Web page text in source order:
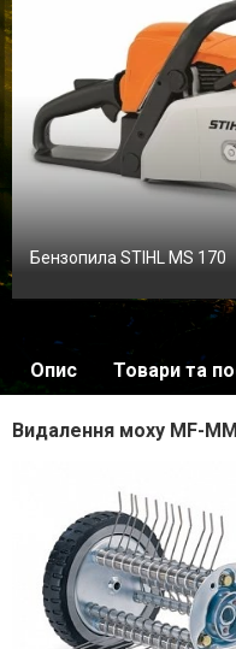
Бензопила STIHL MS 170
Опис Товари та
Видалення моху MF-MM